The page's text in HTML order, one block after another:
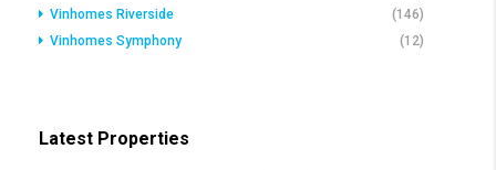
Vinhomes Riverside
(146)
Vinhomes Symphony
(12)
Latest Properties